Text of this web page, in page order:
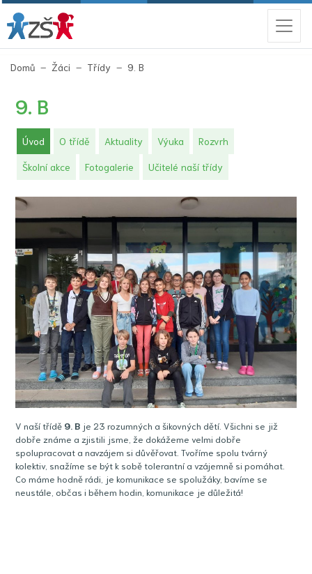
Domů Žáci Třídy 9. B
9. B
Úvod (aktuální)
O třídě Aktuality Výuka Rozvrh
Školní akce Fotogalerie Učitelé naší třídy
V naší třídě 9 . B je 23 rozumných a šikovných dětí. Všichni se již
dobře známe a zjistili jsme, že dokážeme velmi dobře
spolupracovat a navzájem si důvěřovat. Tvoříme spolu tvárný
kolektiv, snažíme se být k sobě tolerantní a vzájemně si pomáhat.
Co máme hodně rádi, je komunikace se spolužáky, bavíme se
neustále, občas i během hodin, komunikace je důležitá!